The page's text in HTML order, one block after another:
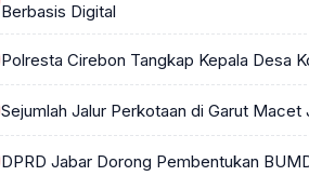
Berbasis Digital
Polresta Cirebon Tangkap Kepala Desa
Sejumlah Jalur Perkotaan di Garut Macet
DPRD Jabar Dorong Pembentukan